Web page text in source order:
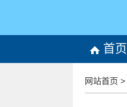
首页
网站首页 >